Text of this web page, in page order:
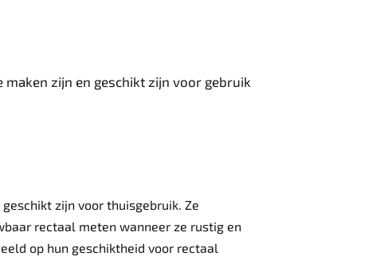
zijn en geschikt zijn voor gebruik
zijn voor thuisgebruik. Ze
rectaal meten wanneer ze rustig en
op hun geschiktheid voor rectaal